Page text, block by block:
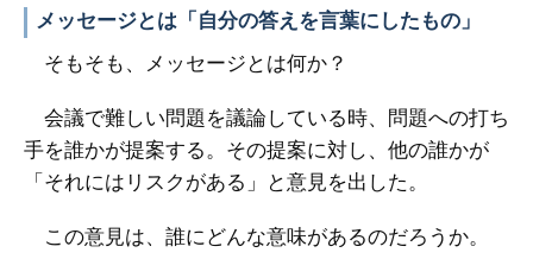
メッセージとは「自分の答えを言葉にしたもの」
そもそも、メッセージとは何か？
会議で難しい問題を議論している時、問題への打ち
手を誰かが提案する。その提案に対し、他の誰かが
「それにはリスクがある」と意見を出した。
この意見は、誰にどんな意味があるのだろうか。